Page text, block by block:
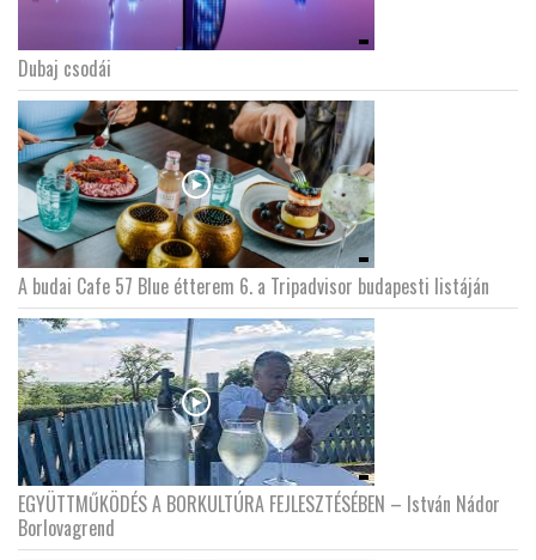
Dubaj csodái
A budai Cafe 57 Blue étterem 6. a Tripadvisor budapesti listáján
EGYÜTTMŰKÖDÉS A BORKULTÚRA FEJLESZTÉSÉBEN – István Nádor
Borlovagrend